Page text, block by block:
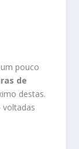
pouco
de
destas.
voltadas